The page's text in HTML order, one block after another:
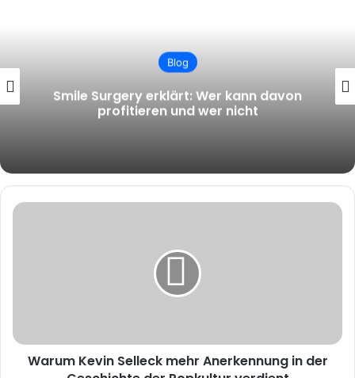
Blog
Smile Surgery erklärt: Wer kann davon
profitieren und wer nicht
Warum
der
Popkultur
Warum Kevin Selleck mehr Anerkennung in der